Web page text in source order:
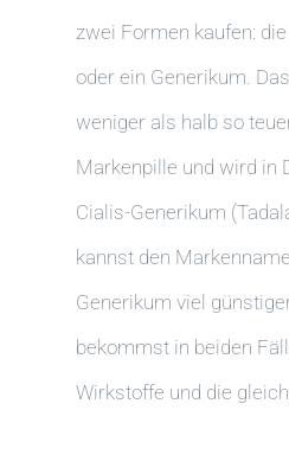
zwei Formen kaufen:
oder ein Generikum.
weniger als halb so
Markenpille und wird in
Cialis-Generikum
kannst den
Generikum viel
bekommst in beiden
Wirkstoffe und die